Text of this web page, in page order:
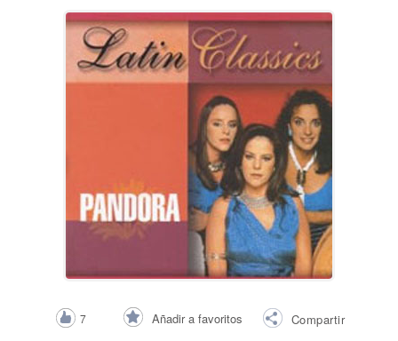
7 Añadir a favoritos Compartir